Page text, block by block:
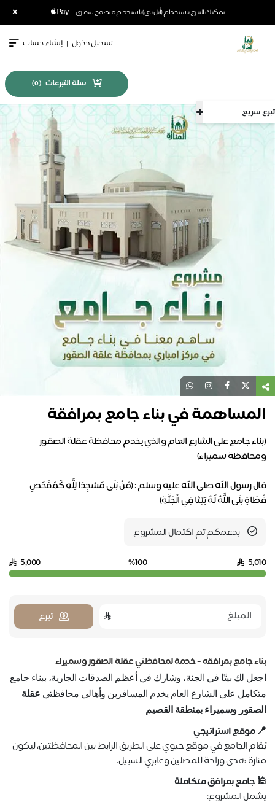
يمكنك التبرع باستخدام (أبل باي) باستخدام متصفح سفاري ×
تبرع سريع
تسجيل دخول | إنشاء حساب
سلة التبرعات (
0
)
المساهمة في بناء جامع بمرافقة
(بناء جامع على الشارع العام والذي يخدم محافظة عقلة الصقور
قال رسول الله صلى الله عليه وسلم : (مَنْ بَنَى مَسْجِدًا لِلَّهِ كَمَفْحَصِ
قَطَاةٍ بنَى اللَّهُ لَهُ بَيْتًا فِي الْجَنَّةِ)
بدعمكم تم اكتمال المشروع
5,010
%100
5,000
تبرع
بناء جامع بمرافقه - خدمة لمحافظتي عقلة الصقور وسميراء
اجعل لك بيتًا في الجنة، وشارك في أعظم الصدقات الجارية، ببناء جامع
متكامل على الشارع العام يخدم المسافرين وأهالي محافظتي عقلة
الصقور وسميراء بمنطقة القصيم
📍 موقع استراتيجي
يُقام الجامع في موقع حيوي على الطريق الرابط بين المحافظتين، ليكون
منارة هدى وراحة للمصلين وعابري السبيل.
🕌 جامع بمرافق متكاملة
يشمل المشروع: